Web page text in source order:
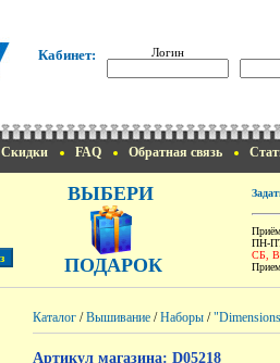
Кабинет: Логин
Скидки FAQ Обратная связь
ВЫБЕРИ
ПОДАРОК
ПН-
СБ,
Каталог /Вышивание /Наборы /
Артикул магазина: D05218